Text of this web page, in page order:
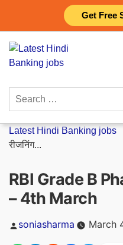
Get Free
content
Search
Latest Hindi Banking jobs
रीजनिंग...
RBI Grade B
– 4th March
Posted
soniasharma March